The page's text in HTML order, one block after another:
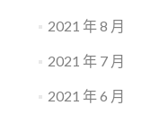
2021 年 8 月
2021 年 7 月
2021 年 6 月